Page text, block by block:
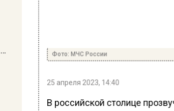
Фото: МЧС России
25 апреля 2023, 14:40
В российской столице